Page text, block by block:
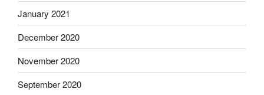
January 2021
December 2020
November 2020
September 2020